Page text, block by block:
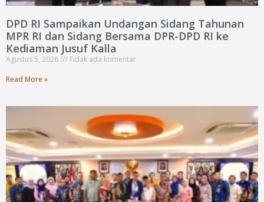
DPD RI Sampaikan Undangan Sidang Tahunan
MPR RI dan Sidang Bersama DPR-DPD RI ke
Kediaman Jusuf Kalla
Agustus 5, 2026
Tidak ada komentar
Read More »